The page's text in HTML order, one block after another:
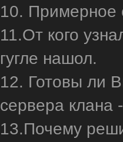
10. Примерное
11.От кого
гугле нашол.
12. Готовы ли
сервера клана
13.Почему